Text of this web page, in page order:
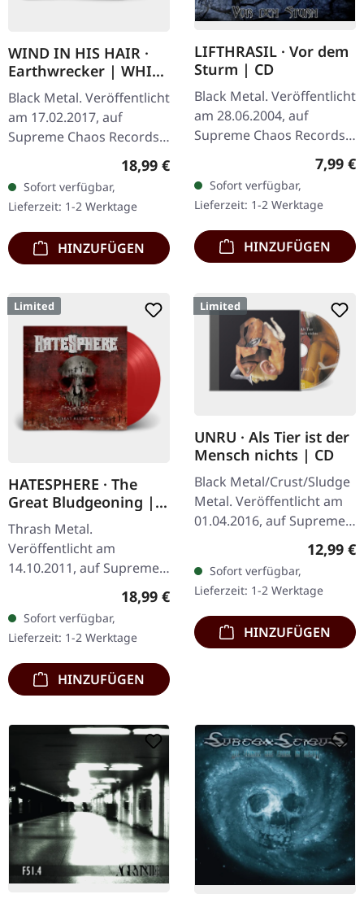
WIND IN HIS HAIR ·
Earthwrecker | WHITE
SPLATTER LP
Black Metal. Veröffentlicht
am 17.02.2017, auf
Supreme Chaos Records.
Weißes Vinyl mit grauen
Splattern im Standard-
Cover, kommt mit Insert.…
Regulärer Preis:
18,99 €
Sofort verfügbar,
Lieferzeit: 1-2 Werktage
HINZUFÜGEN
LIFTHRASIL · Vor dem
Sturm | CD
Black Metal. Veröffentlicht
am 28.06.2004, auf
Supreme Chaos Records.
CD im Jewelcase mit
entfesselt mit „Vor dem
Sturm" eine…
7,99 €
Sofort verfügbar,
Lieferzeit: 1-2 Werktage
HINZUFÜGEN
Limited
HATESPHERE · The
Great Bludgeoning |
TRANSPARENT RED LP
Thrash Metal.
Veröffentlicht am
14.10.2011, auf Supreme
Transparent rotes Vinyl
im Gatefold-Cover,
nummeriert, limitiert auf
400…
Regulärer Preis:
18,99 €
Sofort verfügbar,
Lieferzeit: 1-2 Werktage
HINZUFÜGEN
Limited
UNRU · Als Tier ist der
Mensch nichts | CD
Black Metal/Crust/Sludge
Metal. Veröffentlicht am
01.04.2016, auf Supreme
Chaos Records. Limitierte
CD im Jewelcase. Aus dem
Underground-Nichts…
12,99 €
Sofort verfügbar,
Lieferzeit: 1-2 Werktage
HINZUFÜGEN